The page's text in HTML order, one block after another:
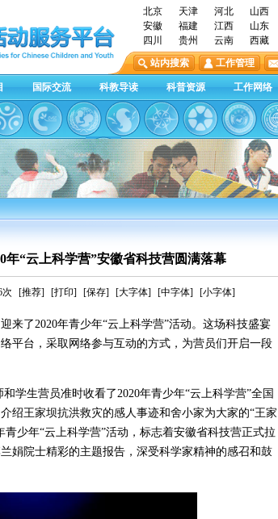
北京 天津 河北 山西
安徽
福建 江西 山东
四川
贵州 云南 西藏
站内搜索
工作管理
国际交流 科教导读 科普资源 工作网络
“云上科学营”安徽省科技营圆满落幕
次 [推荐] [打印] [保存] [大字体] [中字体] [小字体]
了2020年青少年“云上科学营”活动。这场科技盛宴
平台，采取网络参与互动的方式，为营员们开启一段
生营员准时收看了2020年青少年“云上科学营”全国
绍王家坝抗洪救灾的感人事迹和舍小家为大家的“王家
少年“云上科学营”活动，标志着安徽省科技营正式拉
娟院士精彩的主题报告，深受科学家精神的感召和鼓